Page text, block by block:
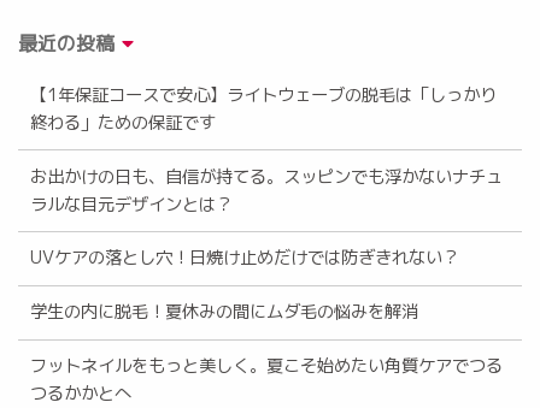
最近の投稿
【1年保証コースで安心】ライトウェーブの脱毛は「しっかり
終わる」ための保証です
お出かけの日も、自信が持てる。スッピンでも浮かないナチュ
ラルな目元デザインとは？
UVケアの落とし穴！日焼け止めだけでは防ぎきれない？
学生の内に脱毛！夏休みの間にムダ毛の悩みを解消
フットネイルをもっと美しく。夏こそ始めたい角質ケアでつる
つるかかとへ